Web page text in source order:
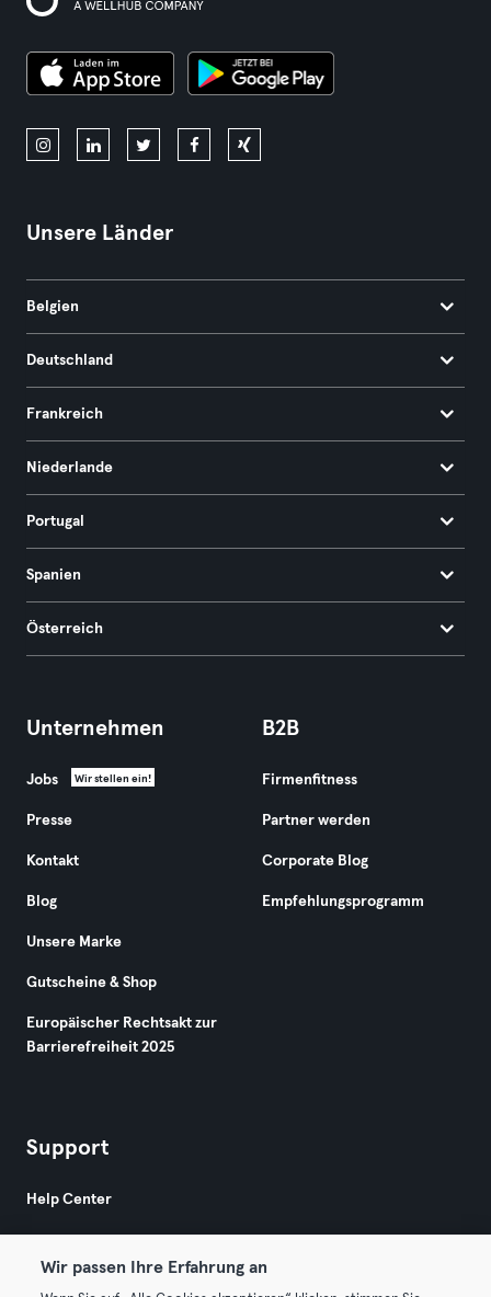
Unsere Länder
Belgien
Deutschland
Frankreich
Niederlande
Portugal
Spanien
Österreich
Unternehmen
Jobs Wir stellen ein!
Presse
Kontakt
Blog
Unsere Marke
Gutscheine & Shop
Europäischer Rechtsakt zur
Barrierefreiheit 2025
B2B
Firmenfitness
Partner werden
Corporate Blog
Empfehlungsprogramm
Support
Help Center
Wir passen Ihre Erfahrung an